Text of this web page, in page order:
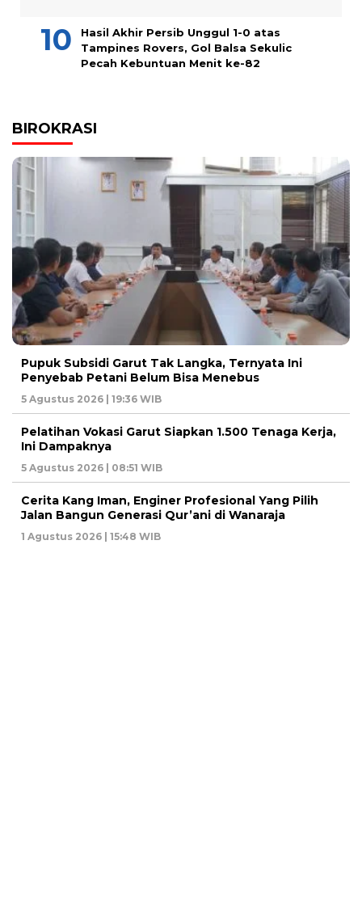
Hasil Akhir Persib Unggul 1-0 atas
Tampines Rovers, Gol Balsa Sekulic
Pecah Kebuntuan Menit ke-82
BIROKRASI
Pupuk Subsidi Garut Tak Langka, Ternyata Ini
Penyebab Petani Belum Bisa Menebus
5 Agustus 2026 | 19:36 WIB
Pelatihan Vokasi Garut Siapkan 1.500 Tenaga Kerja,
Ini Dampaknya
5 Agustus 2026 | 08:51 WIB
Cerita Kang Iman, Enginer Profesional Yang Pilih
Jalan Bangun Generasi Qur’ani di Wanaraja
1 Agustus 2026 | 15:48 WIB